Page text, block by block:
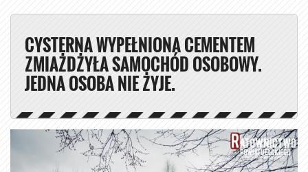
CYSTERNA WYPEŁNIONA CEMENTEM
ZMIAŻDŻYŁA SAMOCHÓD OSOBOWY.
JEDNA OSOBA NIE ŻYJE.